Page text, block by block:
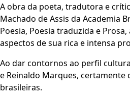
A obra da poeta, tradutora e
Machado de Assis da Academia
Poesia, Poesia traduzida e
aspectos de sua rica e intensa
Ao dar contornos ao perfil
e Reinaldo Marques,
brasileiras.